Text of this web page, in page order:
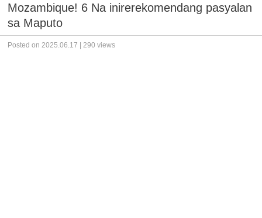
Mozambique! 6 Na inirerekomendang pasyalan
sa Maputo
Posted on 2025.06.17 | 290 views